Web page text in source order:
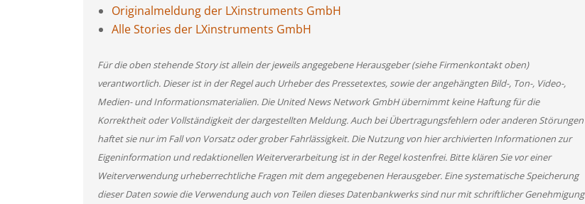
Originalmeldung der LXinstruments GmbH
Alle Stories der LXinstruments GmbH
Für die oben stehende Story ist allein der jeweils angegebene Herausgeber (siehe Firmenkontakt oben)
verantwortlich. Dieser ist in der Regel auch Urheber des Pressetextes, sowie der angehängten Bild-, Ton-, Video-,
Medien- und Informationsmaterialien. Die United News Network GmbH übernimmt keine Haftung für die
Korrektheit oder Vollständigkeit der dargestellten Meldung. Auch bei Übertragungsfehlern oder anderen Störungen
haftet sie nur im Fall von Vorsatz oder grober Fahrlässigkeit. Die Nutzung von hier archivierten Informationen zur
Eigeninformation und redaktionellen Weiterverarbeitung ist in der Regel kostenfrei. Bitte klären Sie vor einer
Weiterverwendung urheberrechtliche Fragen mit dem angegebenen Herausgeber. Eine systematische Speicherung
dieser Daten sowie die Verwendung auch von Teilen dieses Datenbankwerks sind nur mit schriftlicher Genehmigung